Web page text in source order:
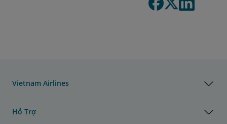
Vietnam Airlines
Hỗ Trợ